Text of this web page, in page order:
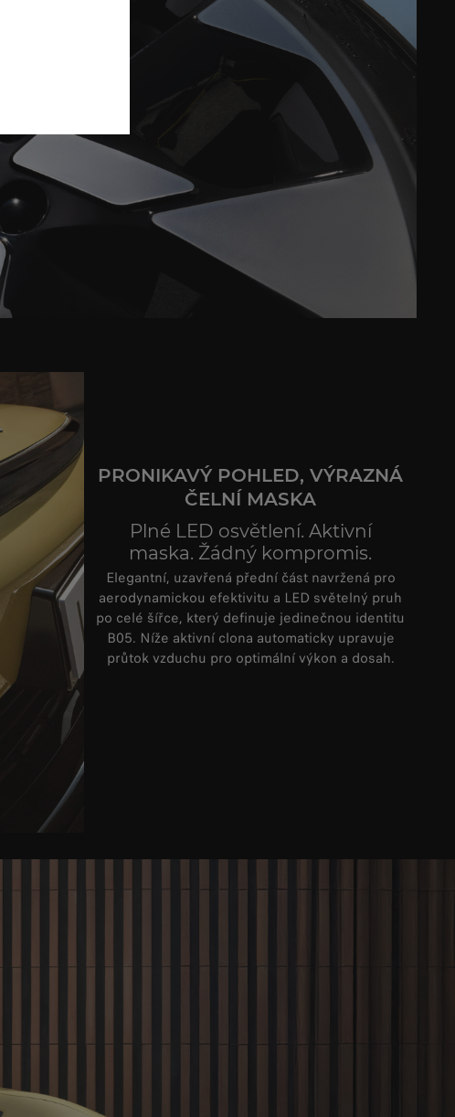
PRONIKAVÝ POHLED, VÝRAZNÁ
ČELNÍ MASKA
Plné LED osvětlení. Aktivní
maska. Žádný kompromis.
Elegantní, uzavřená přední částnavržená pro
aerodynamickou efektivitu a LED světelný pruh
po celé šířce, který definuje jedinečnou identitu
B05. Níže aktivní clona automaticky upravuje
průtok vzduchu pro optimální výkon a dosah.